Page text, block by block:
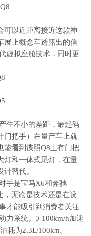
可以近距离接近这款神
展上概念车透露出的信
虚拟座舱技术，同时更
生不小的差距，最起码
门把手）在量产车上就
看到谍照Q8上有门把
灯和一体式尾灯，在量
替代。
手是宝马X6和奔驰
，无论是技术还是在设
才能吸引到消费者关注
力系统。0-100km/h加速
耗为2.3L/100km。